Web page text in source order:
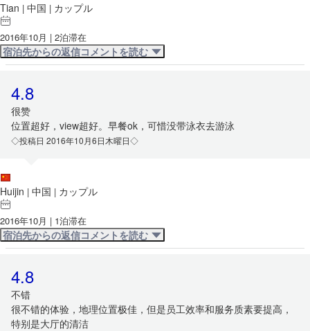
Tian | 中国 | カップル
2016年10月 | 2泊滞在
宿泊先からの返信コメントを読む
4.8
很赞
位置超好，view超好。早餐ok，可惜没带泳衣去游泳
◇投稿日 2016年10月6日木曜日◇
Huijin | 中国 | カップル
2016年10月 | 1泊滞在
宿泊先からの返信コメントを読む
4.8
不错
很不错的体验，地理位置极佳，但是员工效率和服务质素要提高，
特别是大厅的清洁